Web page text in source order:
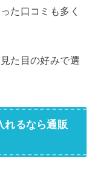
た口コミも多く
た目の好みで選
れるなら通販